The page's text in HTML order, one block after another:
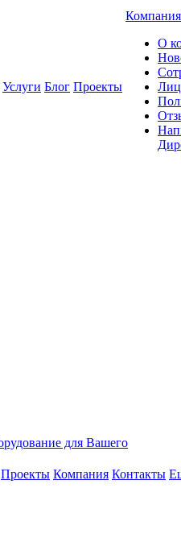
Услуги Блог Проекты
Компания
О
Проекты Компания Контакты